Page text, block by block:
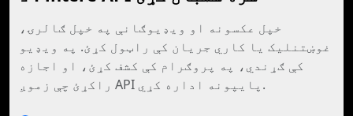
خپل عکسونه او ویډیوګانې په خپل ګالرۍ،
غوښتنلیک یا کاري جریان کې راټول کړئ. په ویډیو
کې ګړندي، په پروګرام کې کشف کړئ، او اجازه
راکړئ چې زموږ API پایپونه اداره کړي.